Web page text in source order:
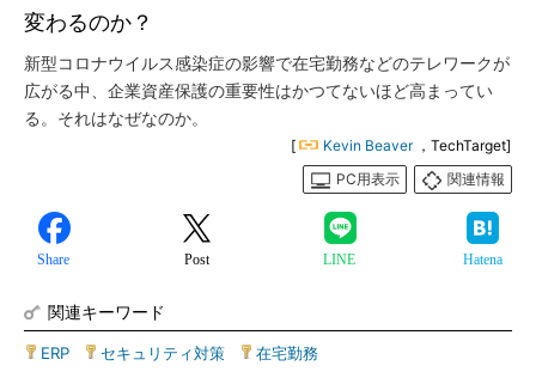
変わるのか？
新型コロナウイルス感染症の影響で在宅勤務などのテレワークが
広がる中、企業資産保護の重要性はかつてないほど高まってい
る。それはなぜなのか。
[ Kevin Beaver ，TechTarget]
PC用表示
関連情報
Share Post LINE Hatena
関連キーワード
ERP セキュリティ対策 在宅勤務